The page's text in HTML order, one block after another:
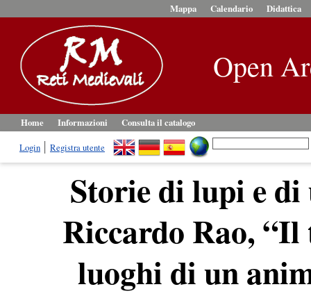
Mappa Calendario Didattica
Open
Home Informazioni
Consulta il catalogo
Login
Registra utente
Storie di lupi e
Riccardo Rao,
luoghi di un